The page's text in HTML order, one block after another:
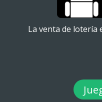
La venta de lotería